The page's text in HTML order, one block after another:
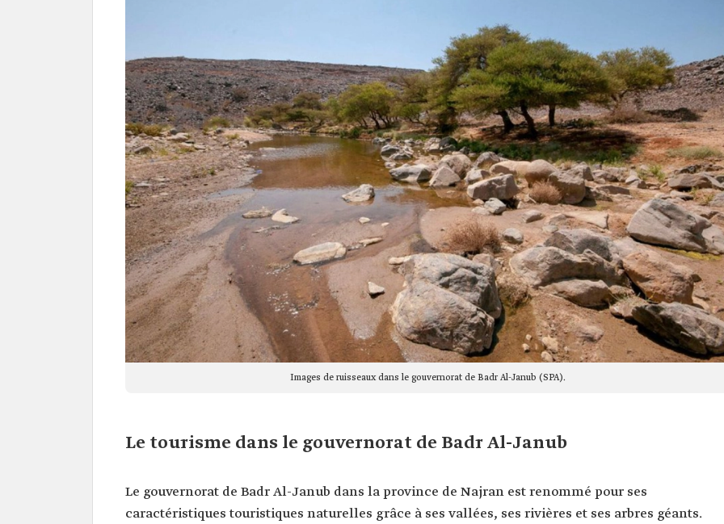
Images de ruisseaux dans le gouvernorat de Badr Al-Janub (SPA).
Le tourisme dans le gouvernorat de Badr Al-Janub
Le gouvernorat de Badr Al-Janub dans la province de Najran est renommé pour ses
caractéristiques touristiques naturelles grâce à ses vallées, ses rivières et ses arbres géants.